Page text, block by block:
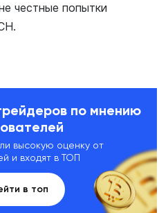
честные попытки
по мнению
высокую оценку от
и входят в ТОП
в топ